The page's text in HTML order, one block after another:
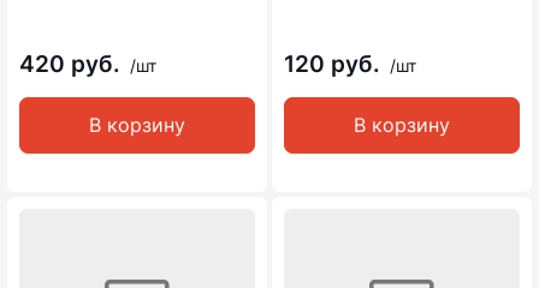
420 руб. /шт
В корзину
120 руб. /шт
В корзину